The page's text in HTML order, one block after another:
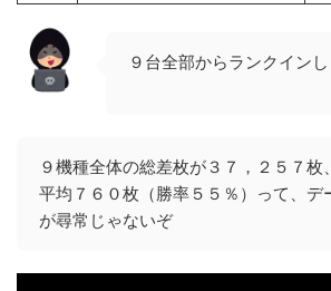
９台全部からランクインし
９機種全体の総差枚が３７，２５７枚
平均７６０枚（勝率５５％）って、デ
が尋常じゃないぞ